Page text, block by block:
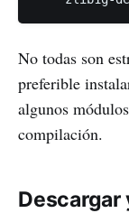
No todas son
preferible
algunos
compilación.
Descargar